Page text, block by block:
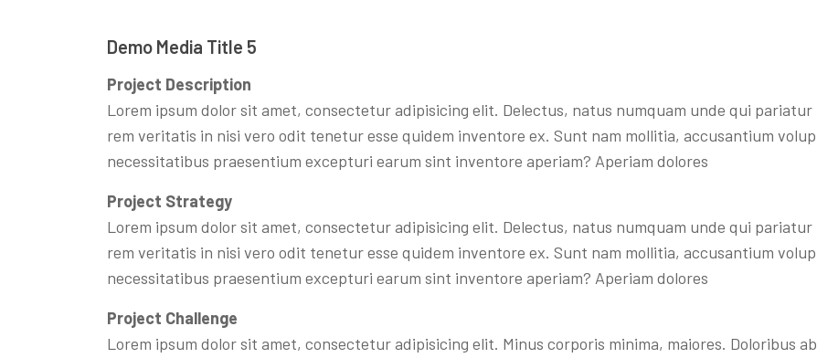
Demo Media Title 5
Project Description
Lorem ipsum dolor sit amet, consectetur adipisicing elit. Delectus, natus numquam unde qui
rem veritatis in nisi vero odit tenetur esse quidem inventore ex. Sunt nam mollitia, accusantium
necessitatibus praesentium excepturi earum sint inventore aperiam? Aperiam dolores
Project Strategy
Lorem ipsum dolor sit amet, consectetur adipisicing elit. Delectus, natus numquam unde qui
rem veritatis in nisi vero odit tenetur esse quidem inventore ex. Sunt nam mollitia, accusantium
necessitatibus praesentium excepturi earum sint inventore aperiam? Aperiam dolores
Project Challenge
Lorem ipsum dolor sit amet, consectetur adipisicing elit. Minus corporis minima, maiores. Doloribus